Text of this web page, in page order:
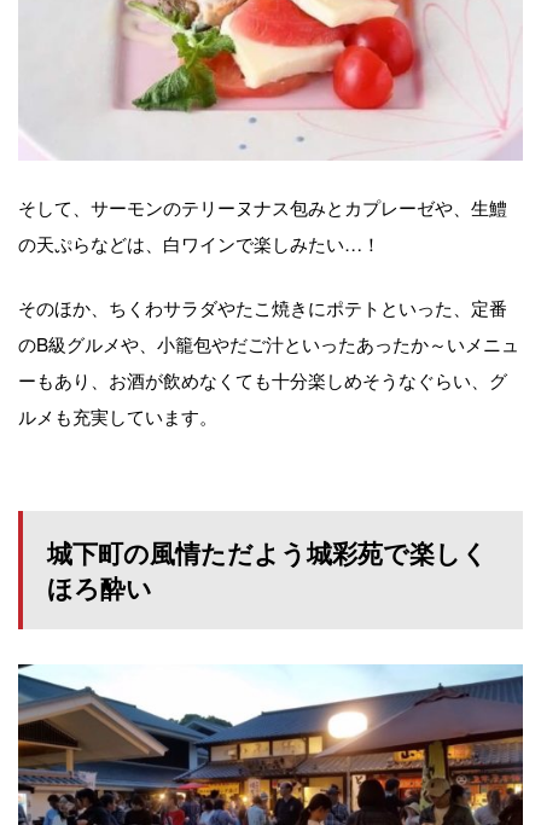
そして、サーモンのテリーヌナス包みとカプレーゼや、生鱧
の天ぷらなどは、白ワインで楽しみたい…！
そのほか、ちくわサラダやたこ焼きにポテトといった、定番
のB級グルメや、小籠包やだご汁といったあったか～いメニュ
ーもあり、お酒が飲めなくても十分楽しめそうなぐらい、グ
ルメも充実しています。
城下町の風情ただよう城彩苑で楽しく
ほろ酔い